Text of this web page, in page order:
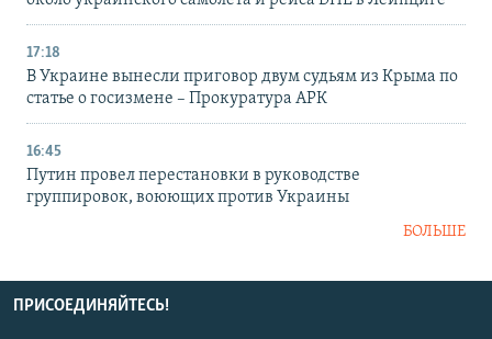
17:18
В Украине вынесли приговор двум судьям из Крыма по
статье о госизмене – Прокуратура АРК
16:45
Путин провел перестановки в руководстве
группировок, воюющих против Украины
БОЛЬШЕ
ПРИСОЕДИНЯЙТЕСЬ!